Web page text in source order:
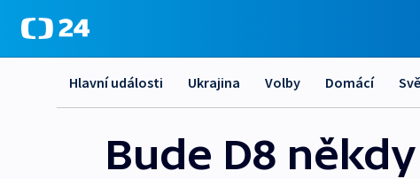
Hlavní události Ukrajina Volby Domácí
Bude D8